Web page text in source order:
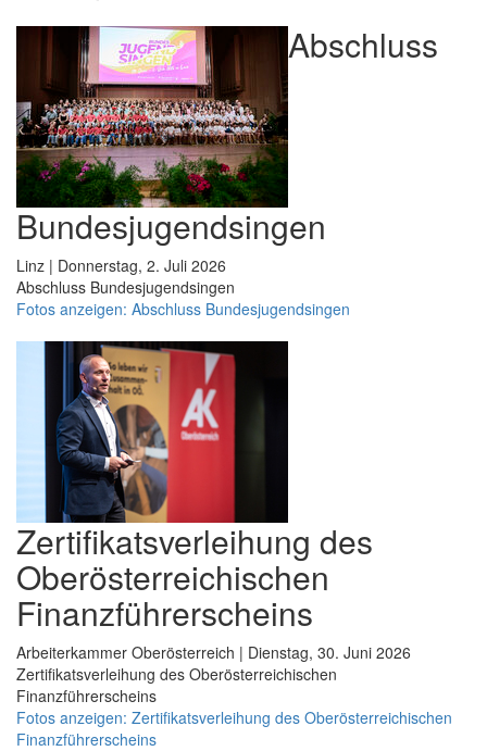
Abschluss
Bundesjugendsingen
Linz | Donnerstag, 2. Juli 2026
Abschluss Bundesjugendsingen
Fotos anzeigen: Abschluss Bundesjugendsingen
Zertifikatsverleihung des
Oberösterreichischen
Finanzführerscheins
Arbeiterkammer Oberösterreich | Dienstag, 30. Juni 2026
Zertifikatsverleihung des Oberösterreichischen
Finanzführerscheins
Fotos anzeigen: Zertifikatsverleihung des Oberösterreichischen
Finanzführerscheins